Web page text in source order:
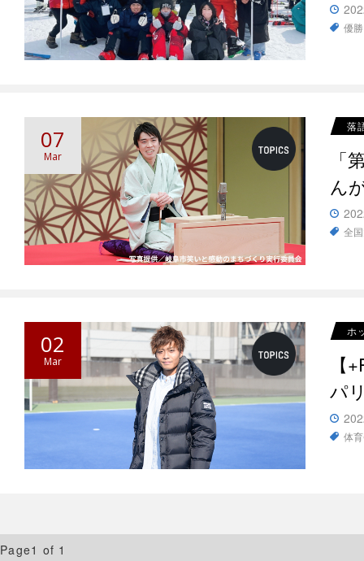
優勝
07
Mar
落
「
ん
全
02
Mar
ホ
【
パ
体
Page1 of 1